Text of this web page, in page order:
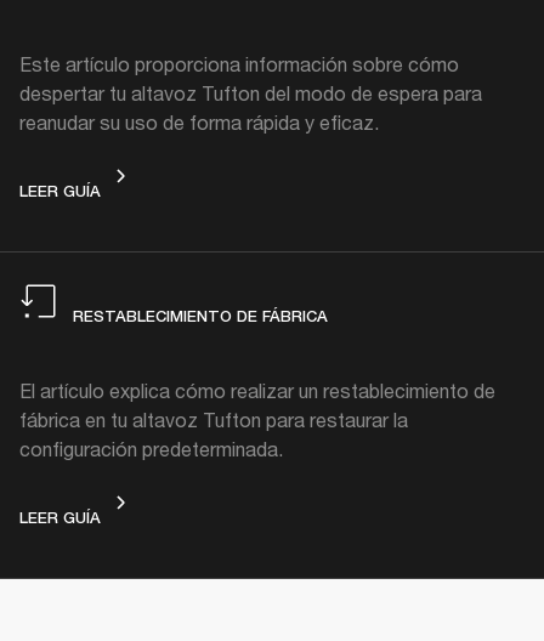
Este artículo proporciona información sobre cómo
despertar tu altavoz Tufton del modo de espera para
reanudar su uso de forma rápida y eficaz.
LEER GUÍAMODO DE ESPERA
RESTABLECIMIENTO DE FÁBRICA
El artículo explica cómo realizar un restablecimiento de
fábrica en tu altavoz Tufton para restaurar la
configuración predeterminada.
LEER GUÍARESTABLECIMIENTO DE FÁBRICA